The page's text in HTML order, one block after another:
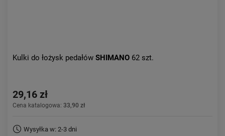
Kulki do łożysk pedałów SHIMANO 62 szt.
29,16 zł
Cena katalogowa: 33,90 zł
Wysyłka w: 2-3 dni